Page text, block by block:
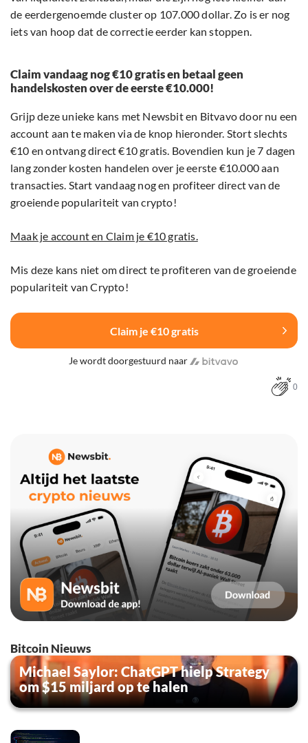
de eerdergenoemde cluster op 107.000 dollar. Zo is er nog
iets van hoop dat de correctie eerder kan stoppen.
Claim vandaag nog €10 gratis en betaal geen
handelskosten over de eerste €10.000!
Grijp deze unieke kans met Newsbit en Bitvavo door nu een
account aan te maken via de knop hieronder. Stort slechts
€10 en ontvang direct €10 gratis. Bovendien kun je 7 dagen
lang zonder kosten handelen over je eerste €10.000 aan
transacties. Start vandaag nog en profiteer direct van de
groeiende populariteit van crypto!
Maak je account en Claim je €10 gratis.
Mis deze kans niet om direct te profiteren van de groeiende
populariteit van Crypto!
Claim je €10 gratis
Je wordt doorgestuurd naar
0
Bitcoin Nieuws
Michael Saylor: ChatGPT hielp Strategy
om $15 miljard op te halen